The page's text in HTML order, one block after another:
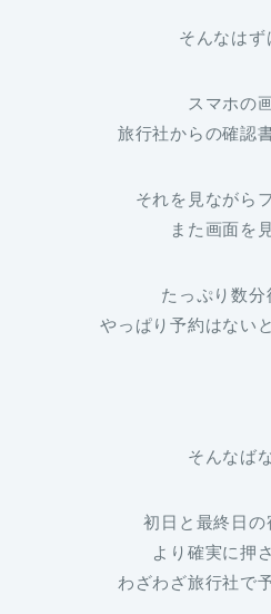
そんなはず
スマホの
旅行社からの確認
それを見ながら
また画面を
たっぷり数分
やっぱり予約はない
そんなば
初日と最終日の
より確実に押
わざわざ旅行社で